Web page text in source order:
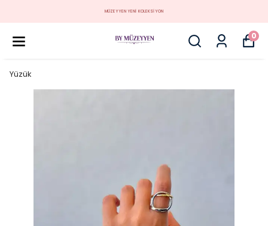
MÜZEYYEN YENİ KOLEKSİYON
0
Yüzük